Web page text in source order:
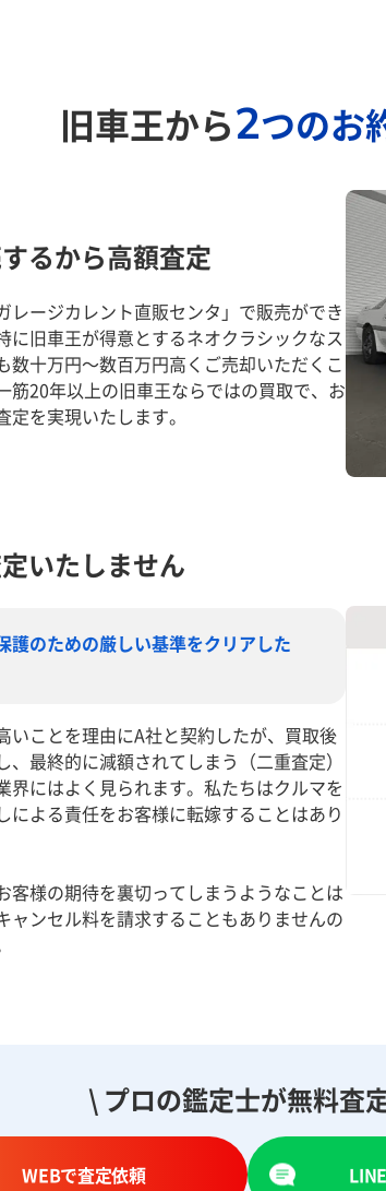
旧車王から2つのお
るから高額査定
レージカレント直販センタ」で販売ができ
に旧車王が得意とするネオクラシックなス
数十万円～数百万円高くご売却いただくこ
筋20年以上の旧車王ならではの買取で、お
を実現いたします。
いたしません
護のための厳しい基準をクリアした
いことを理由にA社と契約したが、買取後
最終的に減額されてしまう（二重査定）
界にはよく見られます。私たちはクルマを
による責任をお客様に転嫁することはあり
客様の期待を裏切ってしまうようなことは
ャンセル料を請求することもありませんの
\ プロの鑑定士が無料査
WEBで査定依頼